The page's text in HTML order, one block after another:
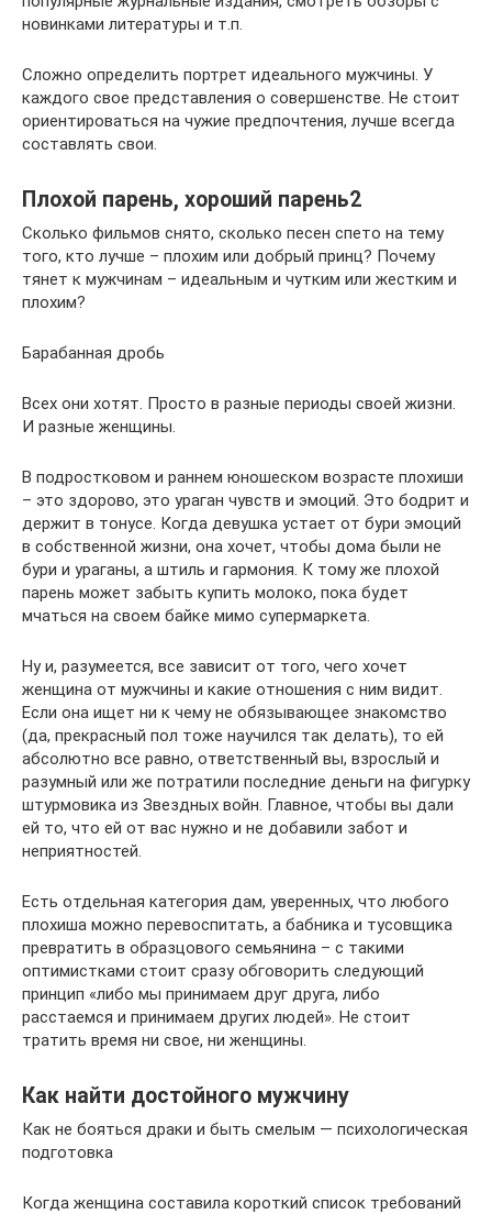
новинками литературы и т.п.
Сложно определить портрет идеального мужчины. У
каждого свое представления о совершенстве. Не стоит
ориентироваться на чужие предпочтения, лучше всегда
составлять свои.
Плохой парень, хороший парень2
Сколько фильмов снято, сколько песен спето на тему
того, кто лучше – плохим или добрый принц? Почему
тянет к мужчинам – идеальным и чутким или жестким и
плохим?
Барабанная дробь
Всех они хотят. Просто в разные периоды своей жизни.
И разные женщины.
В подростковом и раннем юношеском возрасте плохиши
– это здорово, это ураган чувств и эмоций. Это бодрит и
держит в тонусе. Когда девушка устает от бури эмоций
в собственной жизни, она хочет, чтобы дома были не
бури и ураганы, а штиль и гармония. К тому же плохой
парень может забыть купить молоко, пока будет
мчаться на своем байке мимо супермаркета.
Ну и, разумеется, все зависит от того, чего хочет
женщина от мужчины и какие отношения с ним видит.
Если она ищет ни к чему не обязывающее знакомство
(да, прекрасный пол тоже научился так делать), то ей
абсолютно все равно, ответственный вы, взрослый и
разумный или же потратили последние деньги на фигурку
штурмовика из Звездных войн. Главное, чтобы вы дали
ей то, что ей от вас нужно и не добавили забот и
неприятностей.
Есть отдельная категория дам, уверенных, что любого
плохиша можно перевоспитать, а бабника и тусовщика
превратить в образцового семьянина – с такими
оптимистками стоит сразу обговорить следующий
принцип «либо мы принимаем друг друга, либо
расстаемся и принимаем других людей». Не стоит
тратить время ни свое, ни женщины.
Как найти достойного мужчину
Как не бояться драки и быть смелым — психологическая
подготовка
Когда женщина составила короткий список требований